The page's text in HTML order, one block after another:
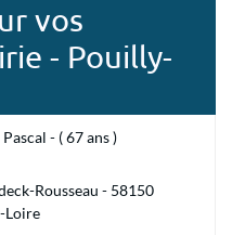
vos
- Pouilly-
- ( 67 ans )
Rousseau - 58150
Loire